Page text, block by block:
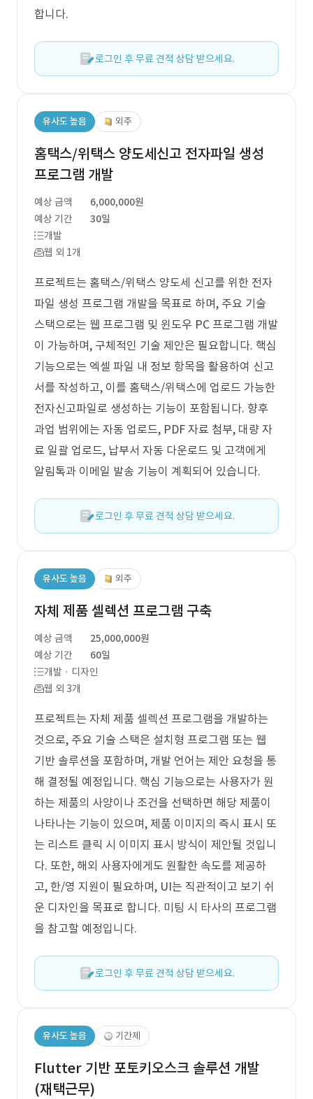
합니다.
로그인 후 무료 견적 상담 받으세요.
유사도 높음 외주
홈택스/위택스 양도세신고 전자파일 생성
프로그램 개발
예상 금액
6,000,000원
예상 기간
30일
개발
웹 외 1개
프로젝트는 홈택스/위택스 양도세 신고를 위한 전자
파일 생성 프로그램 개발을 목표로 하며, 주요 기술
스택으로는 웹 프로그램 및 윈도우 PC 프로그램 개발
이 가능하며, 구체적인 기술 제안은 필요합니다. 핵심
기능으로는 엑셀 파일 내 정보 항목을 활용하여 신고
서를 작성하고, 이를 홈택스/위택스에 업로드 가능한
전자신고파일로 생성하는 기능이 포함됩니다. 향후
과업 범위에는 자동 업로드, PDF 자료 첨부, 대량 자
료 일괄 업로드, 납부서 자동 다운로드 및 고객에게
알림톡과 이메일 발송 기능이 계획되어 있습니다.
로그인 후 무료 견적 상담 받으세요.
유사도 높음 외주
자체 제품 셀렉션 프로그램 구축
예상 금액
25,000,000원
예상 기간
60일
개발 · 디자인
웹 외 3개
프로젝트는 자체 제품 셀렉션 프로그램을 개발하는
것으로, 주요 기술 스택은 설치형 프로그램 또는 웹
기반 솔루션을 포함하며, 개발 언어는 제안 요청을 통
해 결정될 예정입니다. 핵심 기능으로는 사용자가 원
하는 제품의 사양이나 조건을 선택하면 해당 제품이
나타나는 기능이 있으며, 제품 이미지의 즉시 표시 또
는 리스트 클릭 시 이미지 표시 방식이 제안될 것입니
다. 또한, 해외 사용자에게도 원활한 속도를 제공하
고, 한/영 지원이 필요하며, UI는 직관적이고 보기 쉬
운 디자인을 목표로 합니다. 미팅 시 타사의 프로그램
을 참고할 예정입니다.
로그인 후 무료 견적 상담 받으세요.
유사도 높음 기간제
Flutter 기반 포토키오스크 솔루션 개발
(재택근무)